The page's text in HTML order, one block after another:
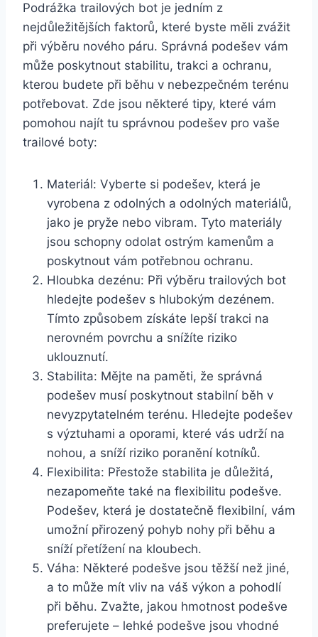
Podrážka ⁣trailových bot je jedním z
nejdůležitějších faktorů, které byste měli zvážit
při výběru nového páru. ⁣Správná ‌podešev vám
může ⁣poskytnout stabilitu, trakci ⁢a ochranu,
kterou budete ⁢při běhu v nebezpečném terénu
potřebovat. Zde jsou některé tipy,⁣ které vám
pomohou⁤ najít⁢ tu správnou podešev pro vaše
trailové‌ boty:
Materiál: Vyberte si podešev,‌ která je
vyrobena z odolných a‍ odolných materiálů,
jako je⁤ pryže nebo ⁢vibram. Tyto materiály
jsou schopny odolat ostrým kamenům ‌a
poskytnout vám ⁣potřebnou ochranu.
Hloubka dezénu: Při výběru⁢ trailových bot
hledejte podešev⁣ s ⁤hlubokým dezénem.
Tímto‍ způsobem ‍získáte lepší trakci na
nerovném povrchu​ a snížíte‌ riziko⁤
uklouznutí.
Stabilita: Mějte‍ na paměti,‍ že správná
podešev musí poskytnout ⁣stabilní běh v
nevyzpytatelném terénu. Hledejte podešev‌
s výztuhami a oporami,‍ které ​vás udrží na
nohou, a sníží ‍riziko poranění ⁢kotníků.
Flexibilita: Přestože stabilita je důležitá,
nezapomeňte také na flexibilitu ‍podešve.
Podešev, ‍která​ je ​dostatečně flexibilní,⁣ vám
umožní přirozený pohyb nohy při běhu a ​
sníží ⁢přetížení na ⁢kloubech.
Váha: ⁤Některé podešve​ jsou těžší než jiné,
a to může mít vliv na váš výkon a pohodlí
při ⁢běhu. Zvažte, ​jakou hmotnost podešve‌
preferujete‍ –​ lehké podešve‌ jsou vhodné